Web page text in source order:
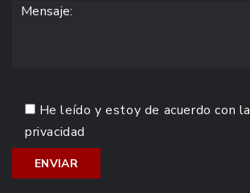
He leído y estoy de acuerdo con la
privacidad